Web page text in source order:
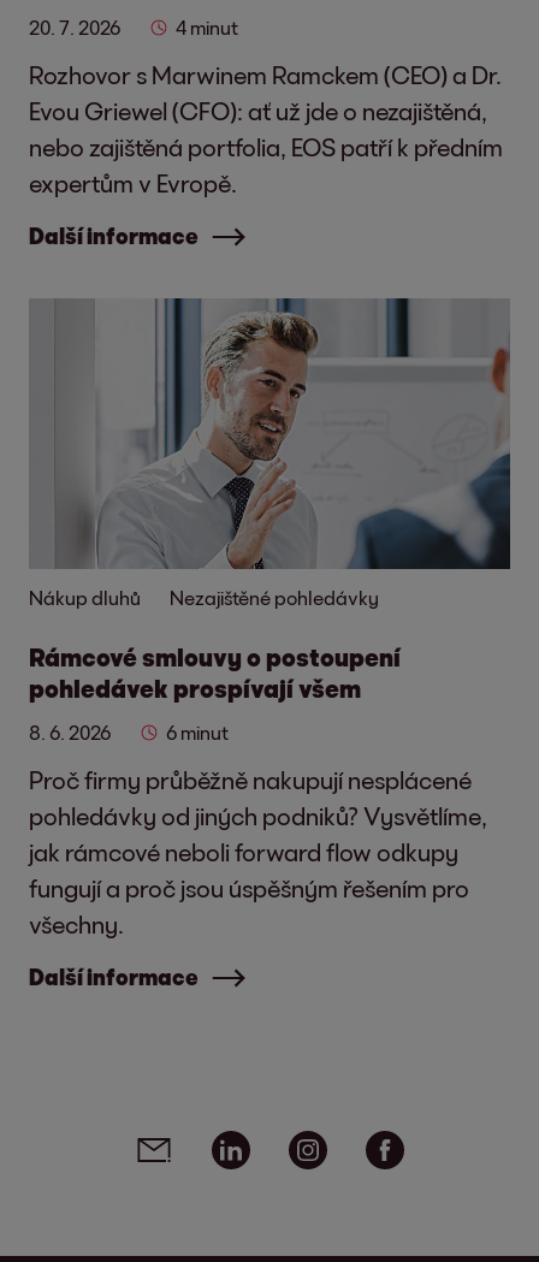
20. 7. 2026 4 minut
Rozhovor s Marwinem Ramckem (CEO) a Dr.
Evou Griewel (CFO): ať už jde o nezajištěná,
nebo zajištěná portfolia, EOS patří k předním
expertům v Evropě.
Další informace
Nákup dluhů Nezajištěné pohledávky
Rámcové smlouvy o postoupení
pohledávek prospívají všem
8. 6. 2026 6 minut
Proč firmy průběžně nakupují nesplácené
pohledávky od jiných podniků? Vysvětlíme,
jak rámcové neboli forward flow odkupy
fungují a proč jsou úspěšným řešením pro
všechny.
Další informace
Social media links - share article
Email Linkedin Instagram